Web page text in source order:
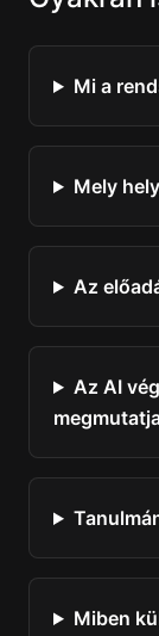
Mi a
Mely
Az
Az AI
Miben